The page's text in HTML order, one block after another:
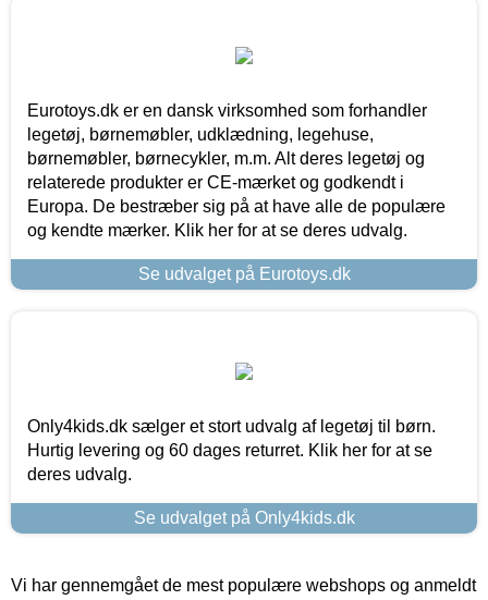
Eurotoys.dk er en dansk virksomhed som forhandler
legetøj, børnemøbler, udklædning, legehuse,
børnemøbler, børnecykler, m.m. Alt deres legetøj og
relaterede produkter er CE-mærket og godkendt i
Europa. De bestræber sig på at have alle de populære
og kendte mærker. Klik her for at se deres udvalg.
Se udvalget på Eurotoys.dk
Only4kids.dk sælger et stort udvalg af legetøj til børn.
Hurtig levering og 60 dages returret. Klik her for at se
deres udvalg.
Se udvalget på Only4kids.dk
Vi har gennemgået de mest populære webshops og anmeldt